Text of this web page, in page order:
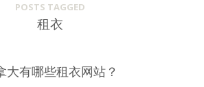
POSTS TAGGED
租衣
大有哪些租衣网站？